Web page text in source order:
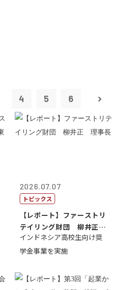
4 5 6
2026.07.07
トピックス
【レポート】ファーストリ
テイリング財団 柳井正
理事長
インドネシア高校生向け奨
学金事業を実施